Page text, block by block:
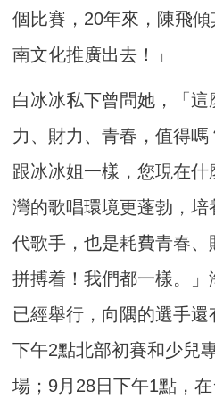
個比賽，20年來，陳飛
南文化推廣出去！」
白冰冰私下曾問她，「
力、財力、青春，值得
跟冰冰姐一樣，您現在
灣的歌唱環境更蓬勃，培
代歌手，也是耗費青春、
拼搏着！我們都一樣。
已經舉行，向隅的選手
下午2點北部初賽和少兒
場；9月28日下午1點，